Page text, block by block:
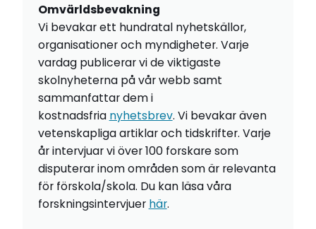
Omvärldsbevakning
Vi bevakar ett hundratal nyhetskällor,
organisationer och myndigheter. Varje
vardag publicerar vi de viktigaste
skolnyheterna på vår webb samt
sammanfattar dem i
kostnadsfria nyhetsbrev. Vi bevakar även
vetenskapliga artiklar och tidskrifter. Varje
år intervjuar vi över 100 forskare som
disputerar inom områden som är relevanta
för förskola/skola. Du kan läsa våra
forskningsintervjuer här.